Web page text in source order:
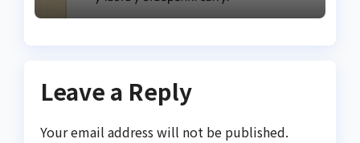
Leave a Reply
Your email address will not be published.